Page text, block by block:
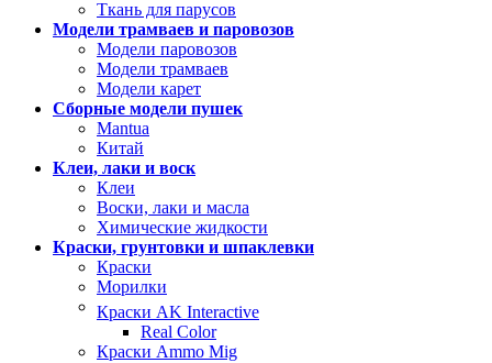
Ткань для парусов
Модели трамваев и паровозов
Модели паровозов
Модели трамваев
Модели карет
Сборные модели пушек
Mantua
Китай
Клеи, лаки и воск
Клеи
Воски, лаки и масла
Химические жидкости
Краски, грунтовки и шпаклевки
Краски
Морилки
Краски AK Interactive
Real Color
Краски Ammo Mig